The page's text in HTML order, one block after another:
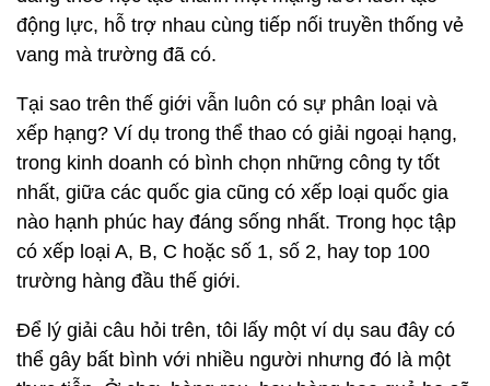
động lực, hỗ trợ nhau cùng tiếp nối truyền thống vẻ
vang mà trường đã có.
Tại sao trên thế giới vẫn luôn có sự phân loại và
xếp hạng? Ví dụ trong thể thao có giải ngoại hạng,
trong kinh doanh có bình chọn những công ty tốt
nhất, giữa các quốc gia cũng có xếp loại quốc gia
nào hạnh phúc hay đáng sống nhất. Trong học tập
có xếp loại A, B, C hoặc số 1, số 2, hay top 100
trường hàng đầu thế giới.
Để lý giải câu hỏi trên, tôi lấy một ví dụ sau đây có
thể gây bất bình với nhiều người nhưng đó là một